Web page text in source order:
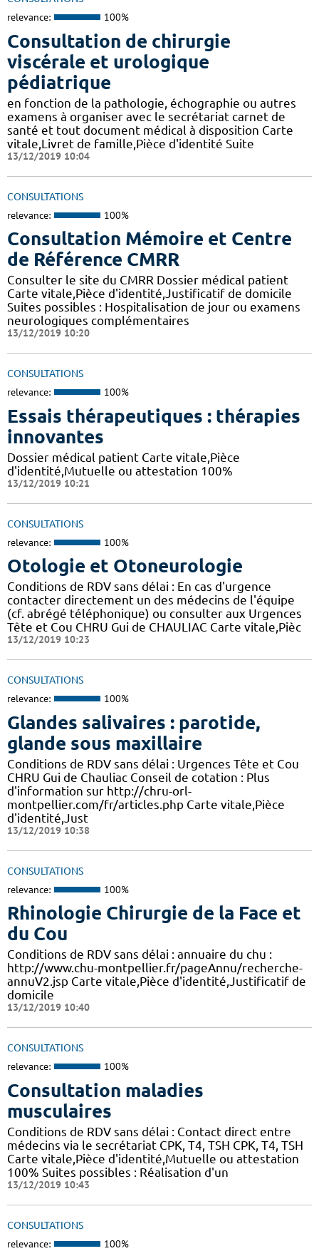
relevance: 100%
Consultation de chirurgie
viscérale et urologique
pédiatrique
en fonction de la pathologie, échographie ou autres
examens à organiser avec le secrétariat carnet de
santé et tout document médical à disposition Carte
vitale,Livret de famille,Pièce d'identité Suite
13/12/2019 10:04
CONSULTATIONS
relevance: 100%
Consultation Mémoire et Centre
de Référence CMRR
Consulter le site du CMRR Dossier médical patient
Carte vitale,Pièce d'identité,Justificatif de domicile
Suites possibles : Hospitalisation de jour ou examens
neurologiques complémentaires
13/12/2019 10:20
CONSULTATIONS
relevance: 100%
Essais thérapeutiques : thérapies
innovantes
Dossier médical patient Carte vitale,Pièce
d'identité,Mutuelle ou attestation 100%
13/12/2019 10:21
CONSULTATIONS
relevance: 100%
Otologie et Otoneurologie
Conditions de RDV sans délai : En cas d'urgence
contacter directement un des médecins de l'équipe
(cf. abrégé téléphonique) ou consulter aux Urgences
Tête et Cou CHRU Gui de CHAULIAC Carte vitale,Pièc
13/12/2019 10:23
CONSULTATIONS
relevance: 100%
Glandes salivaires : parotide,
glande sous maxillaire
Conditions de RDV sans délai : Urgences Tête et Cou
CHRU Gui de Chauliac Conseil de cotation : Plus
d'information sur http://chru-orl-
montpellier.com/fr/articles.php Carte vitale,Pièce
d'identité,Just
13/12/2019 10:38
CONSULTATIONS
relevance: 100%
Rhinologie Chirurgie de la Face et
du Cou
Conditions de RDV sans délai : annuaire du chu :
http://www.chu-montpellier.fr/pageAnnu/recherche-
annuV2.jsp Carte vitale,Pièce d'identité,Justificatif de
domicile
13/12/2019 10:40
CONSULTATIONS
relevance: 100%
Consultation maladies
musculaires
Conditions de RDV sans délai : Contact direct entre
médecins via le secrétariat CPK, T4, TSH CPK, T4, TSH
Carte vitale,Pièce d'identité,Mutuelle ou attestation
100% Suites possibles : Réalisation d'un
13/12/2019 10:43
CONSULTATIONS
relevance: 100%